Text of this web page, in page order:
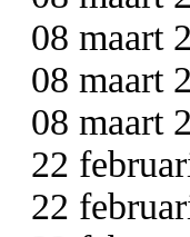
08 maart
08 maart
08 maart
22
22